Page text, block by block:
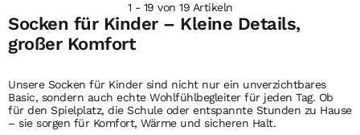
1 - 19 von 19 Artikeln
Socken für Kinder – Kleine Details,
großer Komfort
Unsere Socken für Kinder sind nicht nur ein unverzichtbares
Basic, sondern auch echte Wohlfühlbegleiter für jeden Tag. Ob
für den Spielplatz, die Schule oder entspannte Stunden zu Hause
– sie sorgen für Komfort, Wärme und sicheren Halt.